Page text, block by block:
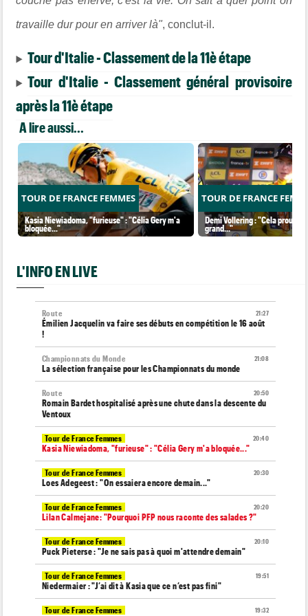
travaille dur pour en arriver là", conclut-il.
Tour d'Italie - Classement de la 11è étape
Tour d'Italie - Classement général provisoire
après la 11è étape
A lire aussi...
TOUR DE FRANCE FEMMES
Kasia Niewiadoma, "furieuse" : "Célia Gery m'a
bloquée..."
TOUR DE FRANCE
Demi Vollering : "Cela prouve
grand..."
L'INFO EN LIVE
21:27
Route
Émilien Jacquelin va faire ses débuts en compétition le 16 août
!
21:08
Championnats du Monde
La sélection française pour les Championnats du monde
20:50
Route
Romain Bardet hospitalisé après une chute dans la descente du
Ventoux
20:40
Tour de France Femmes
Kasia Niewiadoma, "furieuse" : "Célia Gery m'a bloquée..."
20:30
Tour de France Femmes
Loes Adegeest : "On essaiera encore demain..."
20:20
Tour de France Femmes
Lilan Calmejane: "Pourquoi PFP nous raconte des salades ?"
20:10
Tour de France Femmes
Puck Pieterse : "Je ne sais pas à quoi m'attendre demain"
19:51
Tour de France Femmes
Niedermaier : "J’ai dit à Kasia que ce n’est pas fini"
19:32
Tour de France Femmes